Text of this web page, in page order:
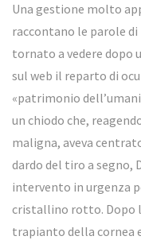
Una gestione molto
raccontano le parole di
tornato a vedere dopo
sul web il reparto di
«patrimonio
un chiodo che,
maligna, aveva
dardo del tiro a segno,
intervento in urgenza
cristallino rotto. Dopo
trapianto della cornea